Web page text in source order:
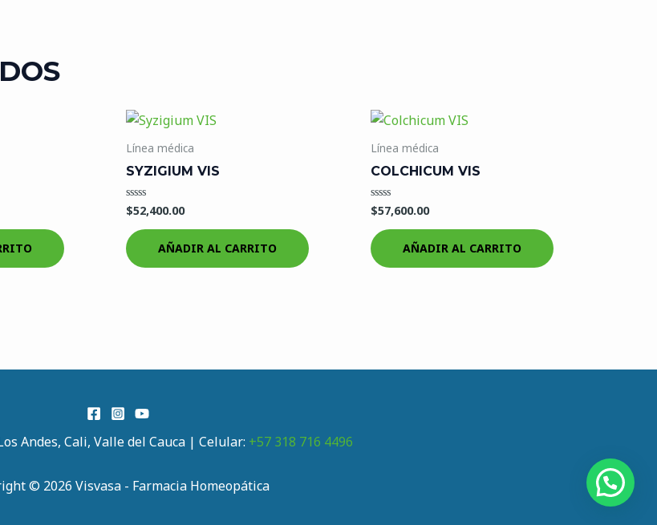
Línea médica
SYZIGIUM VIS
Valorado
en
de
5
$52,400.00
AÑADIR AL CARRITO
Línea médica
COLCHICUM VIS
Valorado
en
de
5
$57,600.00
AÑADIR AL CARRITO
Andes, Cali, Valle del Cauca | Celular: +57 318 716 4496
© 2026 Visvasa - Farmacia Homeopática